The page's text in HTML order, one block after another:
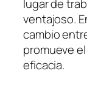
lugar de
ventajoso.
cambio
promueve
eficacia.